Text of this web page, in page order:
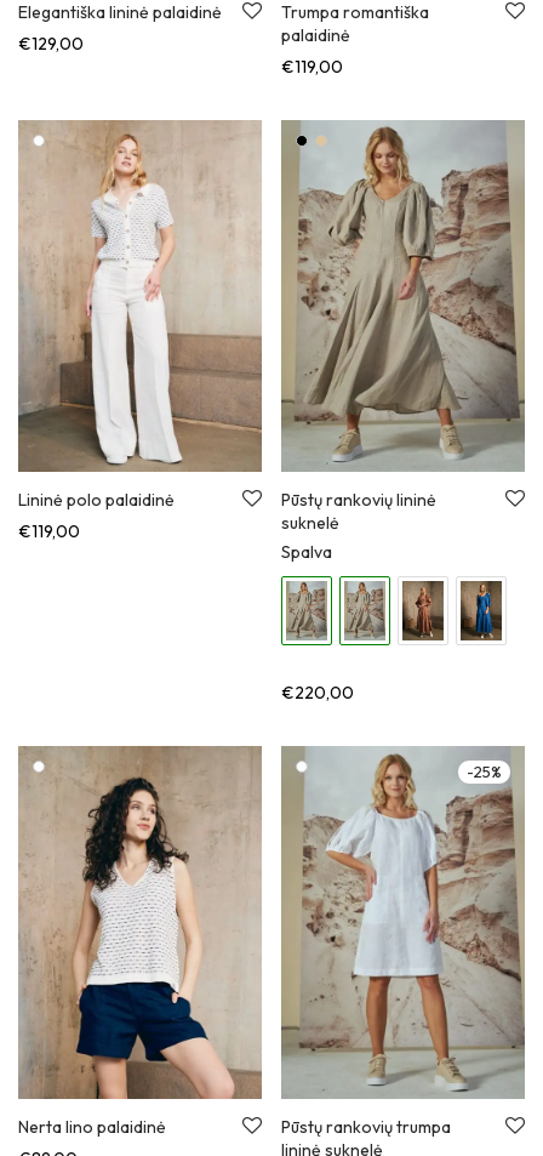
Elegantiška lininė palaidinė
€129,00
Trumpa romantiška
palaidinė
€119,00
Lininė polo palaidinė
€119,00
Pūstų rankovių lininė
suknelė
Spalva
€220,00
Nerta lino palaidinė
-25%
Pūstų rankovių trumpa
lininė suknelė